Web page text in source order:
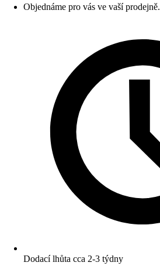
Objednáme pro vás ve vaší prodejně.
Dodací lhůta cca 2-3 týdny